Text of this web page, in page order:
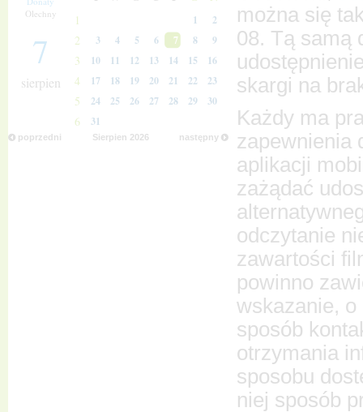
Olechny
7
sierpien
1 1 2
2 3 4 5 6 7 8 9
3 10 11 12 13 14 15 16
4 17 18 19 20 21 22 23
5 24 25 26 27 28 29 30
6 31
poprzedni następny
Sierpien 2026
można się
08. Tą samą
skargi na
Każdy ma
zapewnienia
aplikacji
zażądać
odczytanie
zawartości
powinno
wskazanie,
sposób
otrzymania
sposobu
niej sposób